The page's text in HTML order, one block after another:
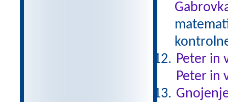
Peter in
Peter in